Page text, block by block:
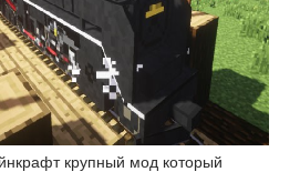
крупный мод который